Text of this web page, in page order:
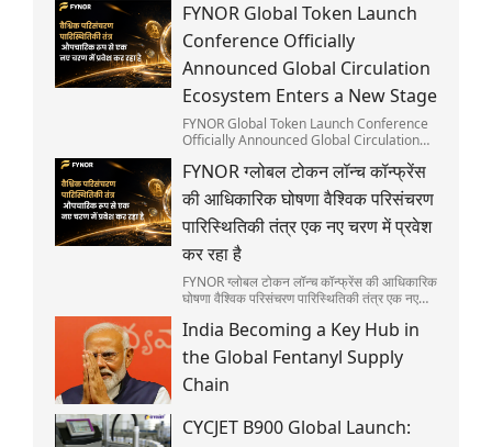
model, the JAECOO 7 SHS, discloses its
full lifecycle carbon emissions and has
secured the global first Sino-European
Automotive Carbon Footprint Mutual
Recognition. Positioned as SUPER HYBRID
SUV suitable for urban commuting and
diverse outdoor scenarios, the JAECOO 7
is widely recognized as a popular choice
in international markets.
FYNOR Global Token Launch
Conference Officially
Announced Global Circulation
Ecosystem Enters a New Stage
FYNOR Global Token Launch Conference
Officially Announced Global Circulation
FYNOR ग्लोबल टोकन लॉन्च कॉन्फ्रेंस
की आधिकारिक घोषणा वैश्विक परिसंचरण
पारिस्थितिकी तंत्र एक नए चरण में प्रवेश
कर रहा है
FYNOR ग्लोबल टोकन लॉन्च कॉन्फ्रेंस की आधिकारिक
घोषणा वैश्विक परिसंचरण पारिस्थितिकी तंत्र एक नए
India Becoming a Key Hub in
the Global Fentanyl Supply
Chain
CYCJET B900 Global Launch: